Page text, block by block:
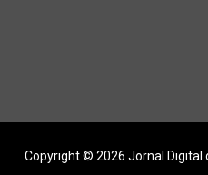
Copyright © 2026 Jornal Digital